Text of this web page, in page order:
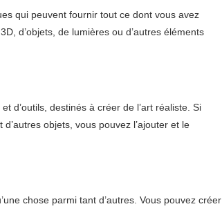
qui peuvent fournir tout ce dont vous avez
d’objets, de lumières ou d’autres éléments
d’outils, destinés à créer de l’art réaliste. Si
objets, vous pouvez l’ajouter et le
chose parmi tant d’autres. Vous pouvez créer